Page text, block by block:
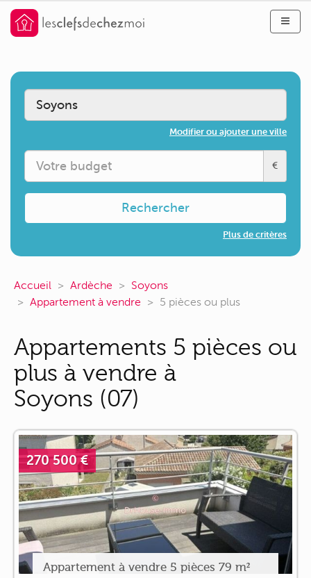
Modifier ou ajouter une ville
€
Rechercher
Plus de critères
Accueil Ardèche
Soyons
Appartement à vendre
5 pièces ou plus
Appartements 5 pièces ou
plus à vendre à
Soyons (07)
270 500 €
Appartement à vendre 5 pièces 79 m²